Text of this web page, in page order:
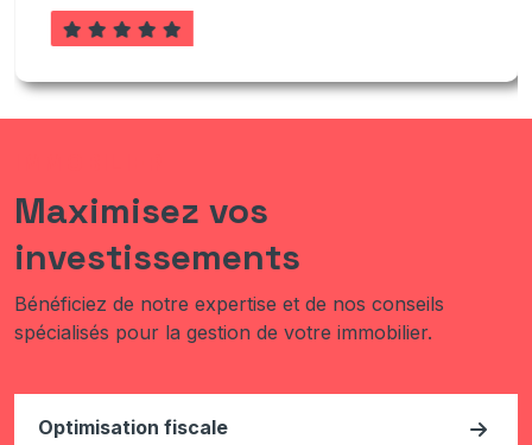
Maximisez vos
investissements
Bénéficiez de notre expertise et de nos conseils
spécialisés pour la gestion de votre immobilier.
Optimisation fiscale